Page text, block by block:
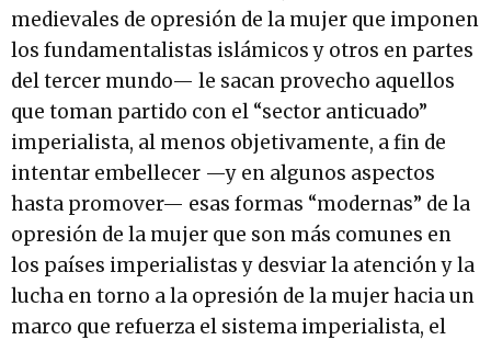
medievales de opresión de la mujer que imponen
los fundamentalistas islámicos y otros en partes
del tercer mundo— le sacan provecho aquellos
que toman partido con el “sector anticuado”
imperialista, al menos objetivamente, a fin de
intentar embellecer —y en algunos aspectos
hasta promover— esas formas “modernas” de la
opresión de la mujer que son más comunes en
los países imperialistas y desviar la atención y la
lucha en torno a la opresión de la mujer hacia un
marco que refuerza el sistema imperialista, el